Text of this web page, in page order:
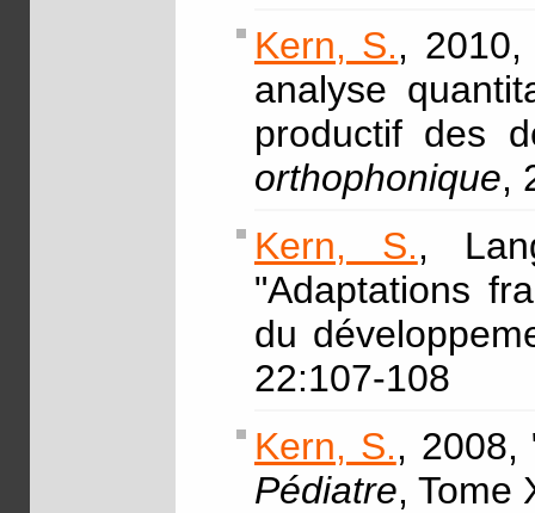
Kern, S., 2010,
analyse
productif des
orthophonique,
Kern, S.,
"Adaptations
du
22:107-108
Kern, S., 2008,
Pédiatre, Tome